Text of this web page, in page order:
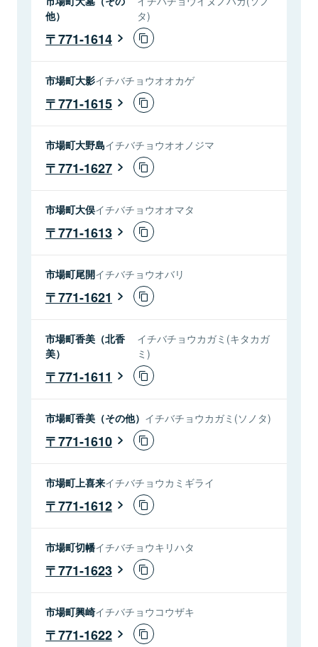
他）
タ)
771-1614
市場町大影イチバチョウオオカゲ
771-1615
市場町大野島イチバチョウオオノジマ
771-1627
市場町大俣イチバチョウオオマタ
771-1613
市場町尾開イチバチョウオバリ
771-1621
市場町香美（北香
美）
イチバチョウカガミ(キタカガ
ミ)
771-1611
市場町香美（その他） イチバチョウカガミ(ソノタ)
771-1610
市場町上喜来イチバチョウカミギライ
771-1612
市場町切幡イチバチョウキリハタ
771-1623
市場町興崎イチバチョウコウザキ
771-1622